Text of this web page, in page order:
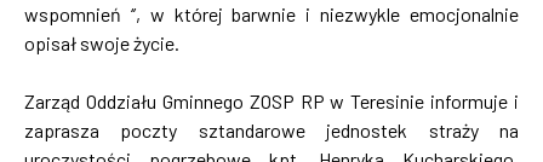
wspomnień ‘’, w której barwnie i niezwykle emocjonalnie
opisał swoje życie.
Zarząd Oddziału Gminnego ZOSP RP w Teresinie informuje i
zaprasza poczty sztandarowe jednostek straży na